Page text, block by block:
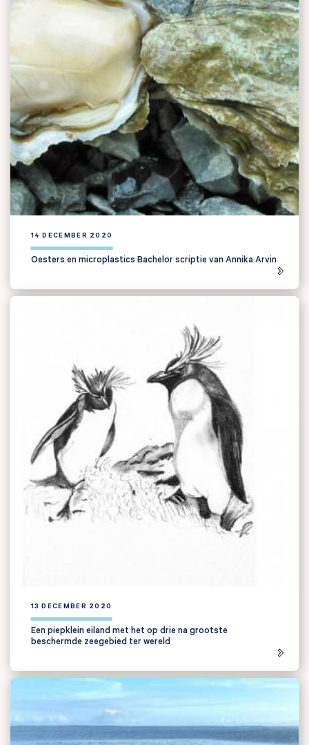
14 DECEMBER 2020
Oesters en microplastics Bachelor scriptie van Annika Arvin
13 DECEMBER 2020
Een piepklein eiland met het op drie na grootste
beschermde zeegebied ter wereld